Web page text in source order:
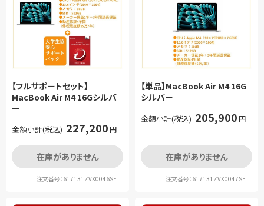
【フルサポートセット】
MacBook Air M4 16Gシルバ
ー
金額小計(税込) 227,200円
在庫がありません
注文番号：617131ZVX0046SET
【単品】MacBook Air M4 16G
シルバー
金額小計(税込) 205,900円
在庫がありません
注文番号：617131ZVX0047SET